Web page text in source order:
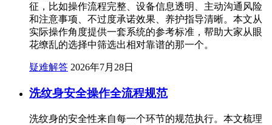
征，比如操作流程完整、设备信息透明、主动沟通风险
和注意事项、不过度承诺效果、养护指导清晰。本文从
实际操作角度提供一套系统的参考标准，帮助大家从眼
花缭乱的选择中筛选出相对靠谱的那一个。
疑难解答 2026年7月28日
洗纹身安全操作全流程规范
洗纹身的安全性来自每一个环节的规范执行。本文梳理